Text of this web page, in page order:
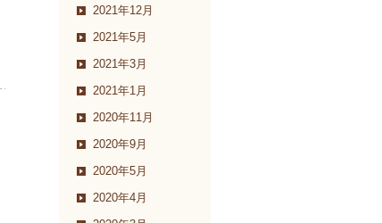
2021年12月
2021年5月
2021年3月
2021年1月
2020年11月
2020年9月
2020年5月
2020年4月